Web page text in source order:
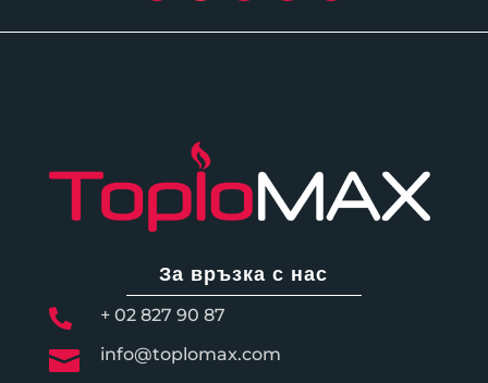
За връзка с нас
 + 02 827 90 87
 info@toplomax.com